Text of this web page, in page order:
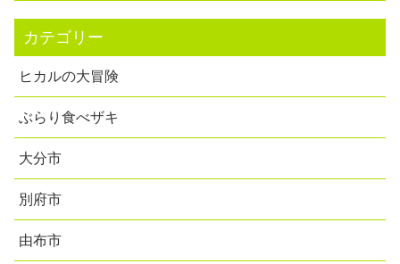
カテゴリー
ヒカルの大冒険
ぶらり食べザキ
大分市
別府市
由布市